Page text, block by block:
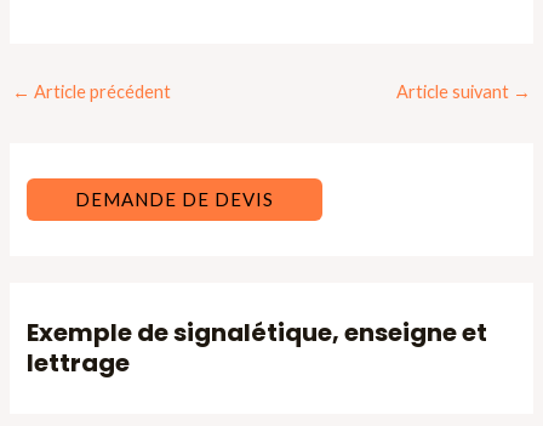
Navigation
← Article précédent Article suivant →
DEMANDE DE DEVIS
Exemple de signalétique, enseigne et
lettrage